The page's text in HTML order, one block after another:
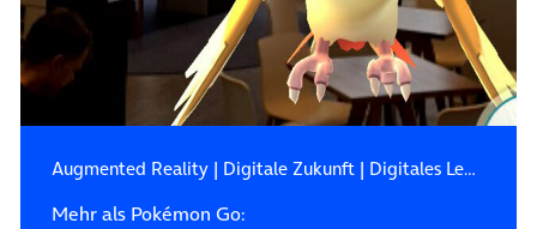
Augmented Reality| Digitale Zukunft| Digitales Leben
Mehr als Pokémon Go: